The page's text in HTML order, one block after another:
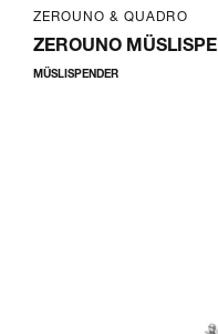
ZEROUNO & QUADRO
ZEROUNO
MÜSLISPENDER